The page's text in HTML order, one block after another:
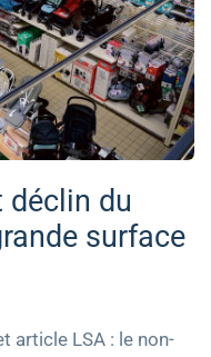
déclin du
surface
article LSA : le non-